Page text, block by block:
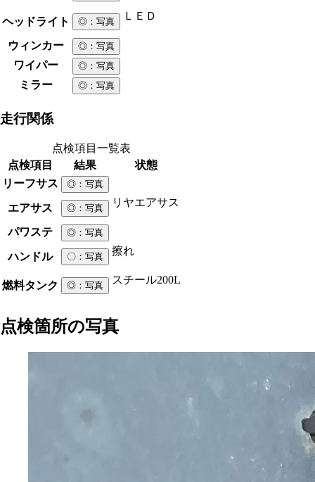
ヘッドライト ◎ ：写真 ＬＥＤ
ウィンカー ◎ ：写真
ワイパー ◎ ：写真
ミラー ◎ ：写真
走行関係
点検項目一覧表
点検項目
結果
状態
リーフサス
◎ ：写真
エアサス ◎ ：写真 リヤエアサス
パワステ ◎ ：写真
ハンドル 〇 ：写真 擦れ
燃料タンク ◎ ：写真 スチール200L
点検箇所の写真